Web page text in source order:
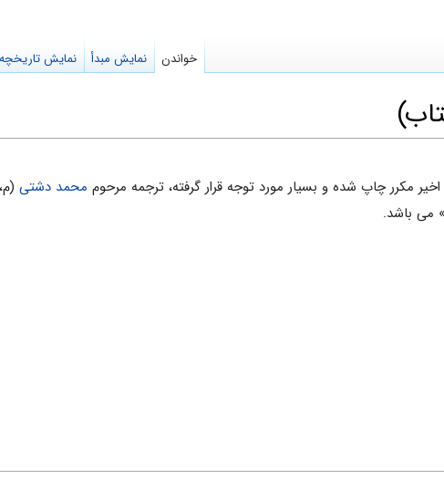
مکرر چاپ شده و بسیار مورد توجه قرار گرفته، ترجمه مرحوم محمد دشتی
می باشد.
خواندن نمایش مبدأ نمایش تاریخچه